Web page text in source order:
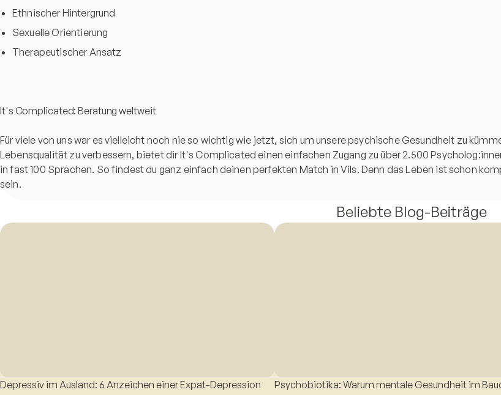
Ethnischer Hintergrund
Sexuelle Orientierung
Therapeutischer Ansatz
It's Complicated: Beratung weltweit
Für viele von uns war es vielleicht noch nie so wichtig wie jetzt, sich um unsere psychische Gesundheit zu
Lebensqualität zu verbessern, bietet dir It's Complicated einen einfachen Zugang zu über 2.500
in fast 100 Sprachen. So findest du ganz einfach deinen perfekten Match in Vils. Denn das Leben ist schon
sein.
Beliebte Blog-Beiträge
Depressiv im Ausland: 6 Anzeichen einer Expat-Depression
Psychobiotika: Warum mentale Gesundheit im